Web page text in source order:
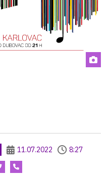
11.07.2022 8:27